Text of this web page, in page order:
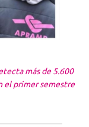
más de 5.600
el primer semestre